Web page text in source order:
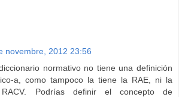
novembre, 2012 23:56
normativo no tiene una definición
a, como tampoco la tiene la RAE, ni la
Podrías definir el concepto de